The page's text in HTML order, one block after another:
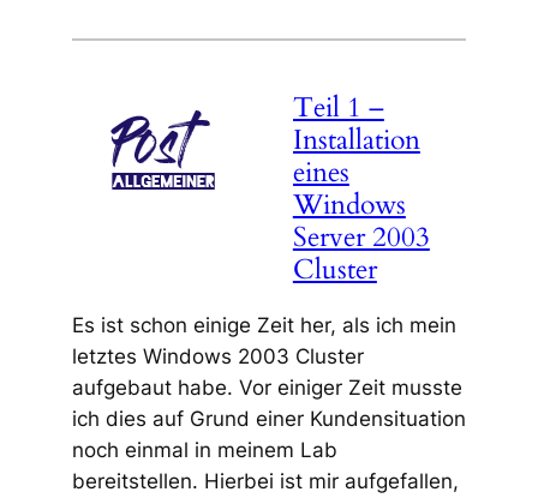
Teil 1 –
Installation
eines
Windows
Server 2003
Cluster
Es ist schon einige Zeit her, als ich mein
letztes Windows 2003 Cluster
aufgebaut habe. Vor einiger Zeit musste
ich dies auf Grund einer Kundensituation
noch einmal in meinem Lab
bereitstellen. Hierbei ist mir aufgefallen,